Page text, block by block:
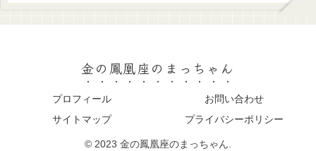
金の鳳凰座のまっちゃん
プロフィール
お問い合わせ
サイトマップ
プライバシーポリシー
© 2023 金の鳳凰座のまっちゃん.